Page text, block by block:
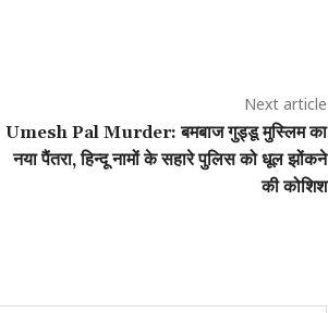
Next article
Umesh Pal Murder: बमबाज गुड्डू मुस्लिम का
नया पैंतरा, हिन्दू नामों के सहारे पुलिस को धूल झोंकने
की कोशिश